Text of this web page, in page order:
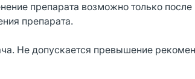
препарата возможно только
препарата.
Не допускается превышение